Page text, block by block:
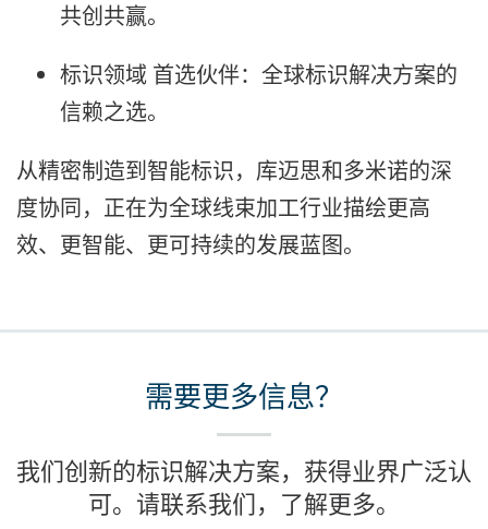
共创共赢。
标识领域 首选伙伴： 全球标识解决方案的
信赖之选。
从精密制造到智能标识，库迈思和多米诺的深
度协同，正在为全球线束加工行业描绘更高
效、更智能、更可持续的发展蓝图。
需要更多信息？
我们创新的标识解决方案，获得业界广泛认
可。请联系我们，了解更多。